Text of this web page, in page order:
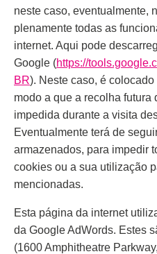
neste caso, eventualmente,
plenamente todas as
internet. Aqui pode
Google (https://
BR). Neste caso, é
modo a que a recolha futura
impedida durante a visita
Eventualmente terá de
armazenados, para impedir
cookies ou a sua utilização
mencionadas.
Esta página da internet
da Google AdWords. Estes
(1600 Amphitheatre